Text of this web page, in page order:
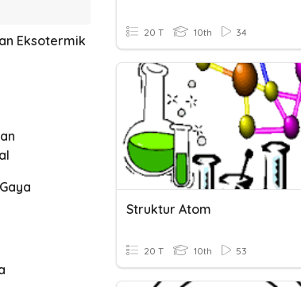
Eksotermik
20 T 10th 34
Struktur Atom
20 T 10th 53